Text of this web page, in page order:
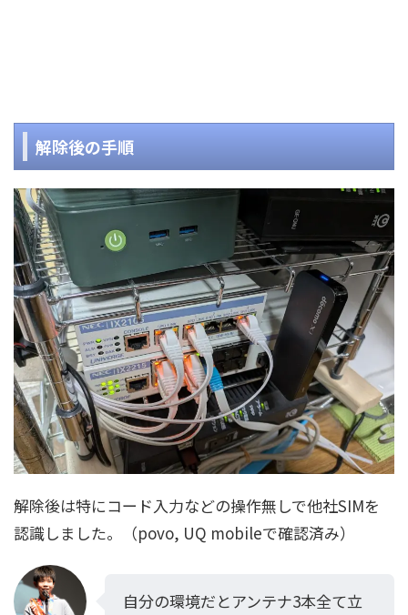
解除後の手順
解除後は特にコード入力などの操作無しで他社SIMを
認識しました。（povo, UQ mobileで確認済み）
自分の環境だとアンテナ3本全て立